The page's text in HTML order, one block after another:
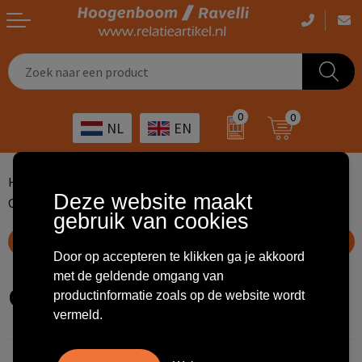
NL EN
0 0
Giveaways
Home & living
Tassen
Office
Werkkleding
Overig
Outdoor artikelen bedrukken
Transport
Kunst & cultuur
Kinderopvang
Home
Onderbroeken voor dames en heren
Onderbroeken
Onderbroeken
Deze website maakt
gebruik van cookies
Door op accepteren te klikken ga je akkoord
met de geldende omgang van
productinformatie zoals op de website wordt
vermeld.